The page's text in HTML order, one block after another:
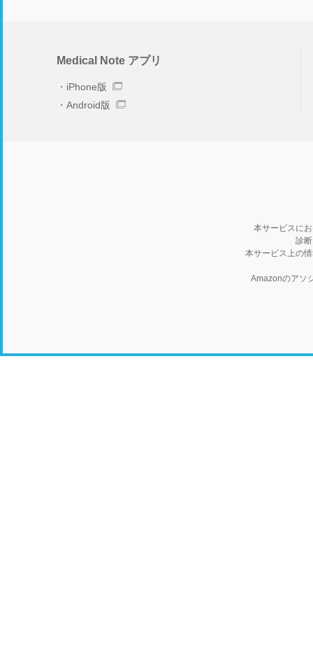
Medical Note アプリ
iPhone版
Android版
本サービスに
診
本サービス上の
Amazonのアソ